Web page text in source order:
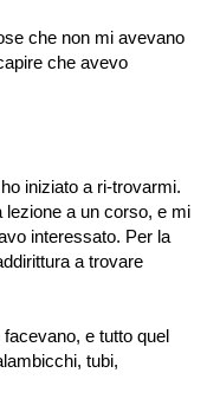
che non mi avevano
che avevo
iniziato a ri-trovarmi.
lezione a un corso, e mi
interessato. Per la
a trovare
e tutto quel
tubi,